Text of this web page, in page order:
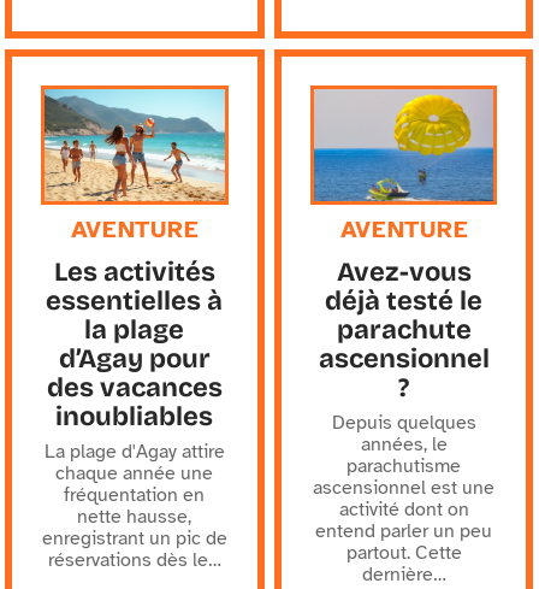
AVENTURE
Les activités
essentielles à
la plage
d’Agay pour
des vacances
inoubliables
La plage d'Agay attire
chaque année une
fréquentation en
nette hausse,
enregistrant un pic de
réservations dès le…
AVENTURE
Avez-vous
déjà testé le
parachute
ascensionnel
?
Depuis quelques
années, le
parachutisme
ascensionnel est une
activité dont on
entend parler un peu
partout. Cette
dernière…